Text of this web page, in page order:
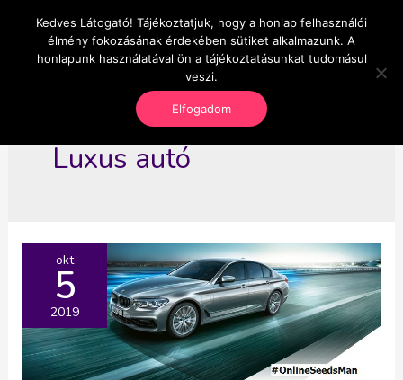
content
OnlineSeedsMan
Üzlet és szabadság
Main
Luxus autó
okt
5
2019
Kedves Látogató! Tájékoztatjuk, hogy a honlap felhasználói
élmény fokozásának érdekében sütiket alkalmazunk. A
honlapunk használatával ön a tájékoztatásunkat tudomásul
veszi.
Elfogadom